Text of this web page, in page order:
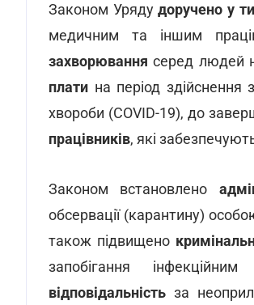
Законом Урядудоручено у
медичним та іншим
захворювання серед людей
плати на період здійснення
хвороби (COVID-19), до
працівників, які
Законом встановлено
обсервації (карантину)
також підвищено
запобігання
відповідальність за